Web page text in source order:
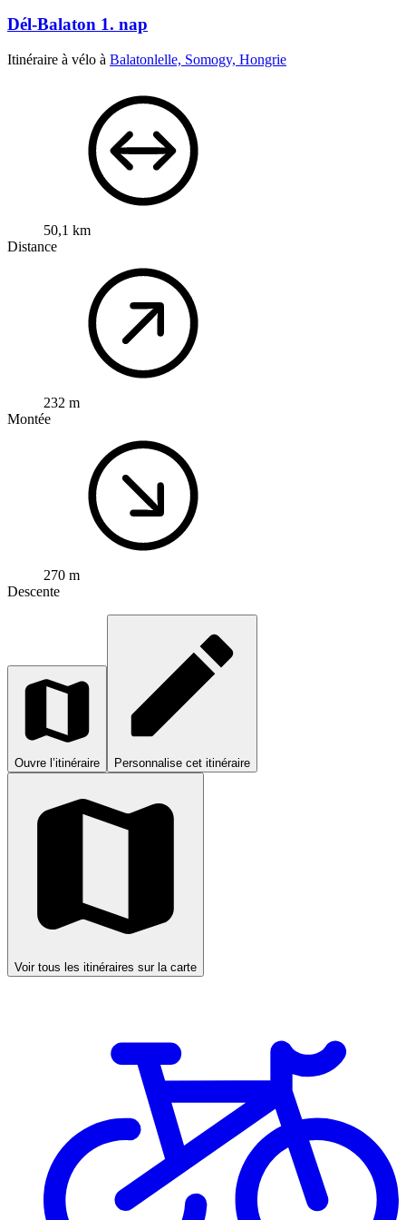
Dél-Balaton 1. nap
Itinéraire à vélo à Balatonlelle, Somogy, Hongrie
50,1 km
Distance
232 m
Montée
270 m
Descente
Ouvre l’itinéraire Personnalise cet itinéraire
Voir tous les itinéraires sur la carte